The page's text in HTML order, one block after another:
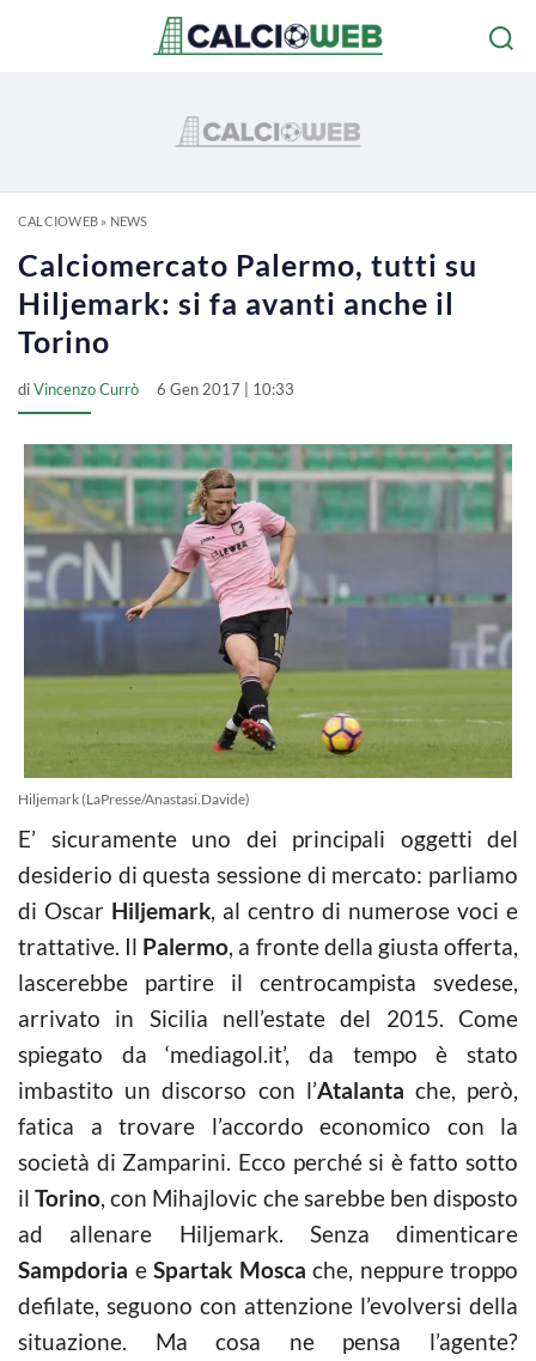
CALCIOWEB» NEWS
Calciomercato Palermo, tutti su
Hiljemark: si fa avanti anche il
Torino
diVincenzo Currò 6 Gen 2017 | 10:33
Hiljemark (LaPresse/Anastasi.Davide)
E’ sicuramente uno dei principali oggetti del
desiderio di questa sessione di mercato: parliamo
di Oscar Hiljemark, al centro di numerose voci e
trattative. Il Palermo, a fronte della giusta offerta,
lascerebbe partire il centrocampista svedese,
arrivato in Sicilia nell’estate del 2015. Come
spiegato da ‘mediagol.it’, da tempo è stato
imbastito un discorso con l’Atalanta che, però,
fatica a trovare l’accordo economico con la
società di Zamparini. Ecco perché si è fatto sotto
ilTorino, con Mihajlovic che sarebbe ben disposto
ad allenare Hiljemark. Senza dimenticare
Sampdoria e Spartak Mosca che, neppure troppo
defilate, seguono con attenzione l’evolversi della
situazione. Ma cosa ne pensa l’agente?